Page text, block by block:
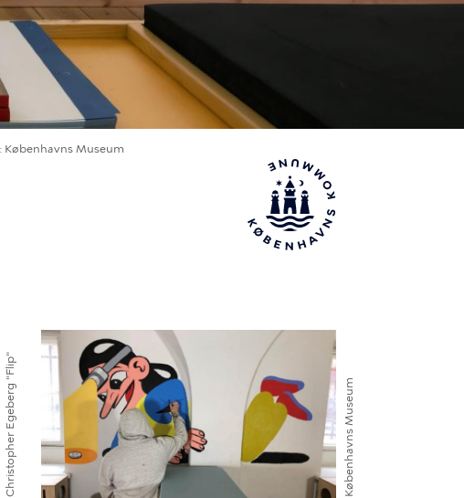
Københavns Museum
Christopher Egeberg "Flip"
Billede
Københavns Museum